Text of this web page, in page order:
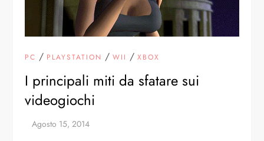
PC / PLAYSTATION /WII /XBOX
I principali miti da sfatare sui
videogiochi